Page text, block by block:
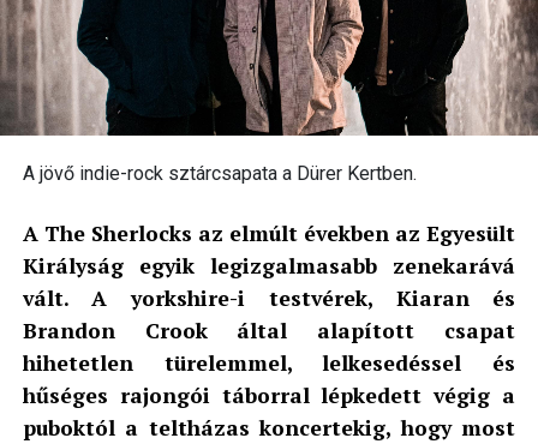
A jövő indie-rock sztárcsapata a Dürer Kertben.
A The Sherlocks az elmúlt években az Egyesült
Királyság egyik legizgalmasabb zenekarává
vált. A yorkshire-i testvérek, Kiaran és
Brandon Crook által alapított csapat
hihetetlen türelemmel, lelkesedéssel és
hűséges rajongói táborral lépkedett végig a
puboktól a teltházas koncertekig, hogy most